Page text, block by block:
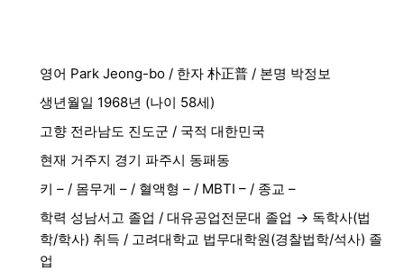
영어 Park Jeong-bo / 한자 朴正普 / 본명 박정보
생년월일 1968년 (나이 58세)
고향 전라남도 진도군 / 국적 대한민국
현재 거주지 경기 파주시 동패동
키 – / 몸무게 – / 혈액형 – / MBTI – / 종교 –
학력 성남서고 졸업 / 대유공업전문대 졸업 → 독학사(법
학/학사) 취득 / 고려대학교 법무대학원(경찰법학/석사) 졸
업